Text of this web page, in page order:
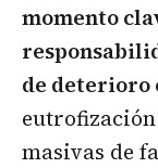
momento
de deterioro
masivas de